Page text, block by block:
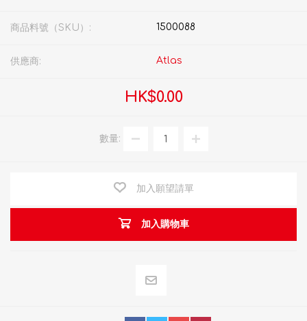
商品料號（SKU）: 1500088
供應商: Atlas
HK$0.00
數量:
加入願望請單
加入購物車